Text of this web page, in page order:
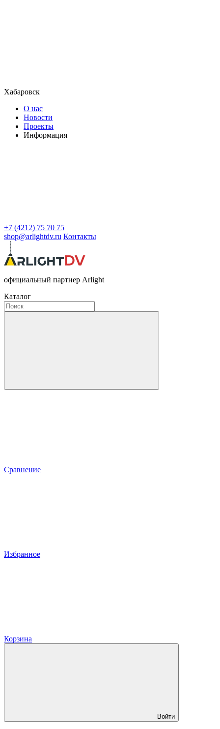
Хабаровск
О нас
Новости
Проекты
Информация
+7 (4212) 75 70 75
shop@arlightdv.ru Контакты
официальный партнер Arlight
Каталог
Сравнение
Избранное
Корзина
Войти